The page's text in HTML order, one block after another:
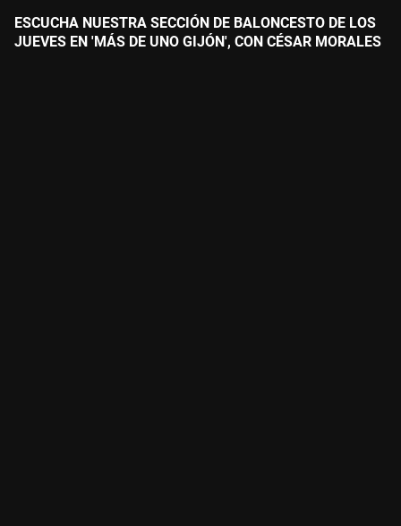
ESCUCHA NUESTRA SECCIÓN DE BALONCESTO DE LOS
JUEVES EN 'MÁS DE UNO GIJÓN', CON CÉSAR MORALES